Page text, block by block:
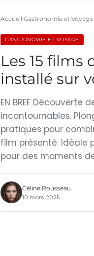
Accueil Gastronomie et Voyage
GASTRONOMIE ET VOYAGE
Les 15
installé sur
EN BREF
incontournables.
pratiques pour
film présenté. Idéale
pour des moments
Céline Rousseau
10 mars 2025